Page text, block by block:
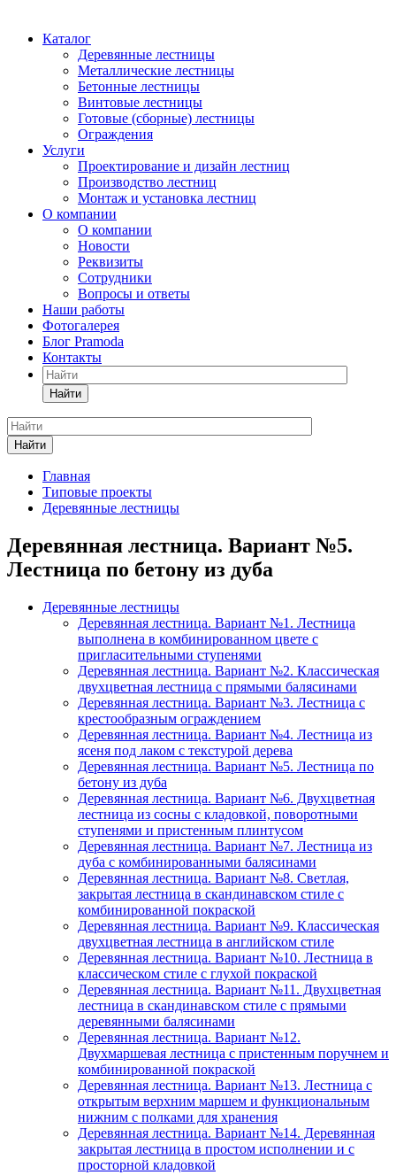
Каталог
Деревянные лестницы
Металлические лестницы
Бетонные лестницы
Винтовые лестницы
Готовые (сборные) лестницы
Ограждения
Услуги
Проектирование и дизайн лестниц
Производство лестниц
Монтаж и установка лестниц
О компании
О компании
Новости
Реквизиты
Сотрудники
Вопросы и ответы
Наши работы
Фотогалерея
Блог Pramoda
Контакты
Найти
Найти
Главная
Типовые проекты
Деревянные лестницы
Деревянная лестница. Вариант №5.
Лестница по бетону из дуба
Деревянные лестницы
Деревянная лестница. Вариант №1. Лестница
выполнена в комбинированном цвете с
пригласительными ступенями
Деревянная лестница. Вариант №2. Классическая
двухцветная лестница с прямыми балясинами
Деревянная лестница. Вариант №3. Лестница с
крестообразным ограждением
Деревянная лестница. Вариант №4. Лестница из
ясеня под лаком с текстурой дерева
Деревянная лестница. Вариант №5. Лестница по
бетону из дуба
Деревянная лестница. Вариант №6. Двухцветная
лестница из сосны с кладовкой, поворотными
ступенями и пристенным плинтусом
Деревянная лестница. Вариант №7. Лестница из
дуба с комбинированными балясинами
Деревянная лестница. Вариант №8. Светлая,
закрытая лестница в скандинавском стиле с
комбинированной покраской
Деревянная лестница. Вариант №9. Классическая
двухцветная лестница в английском стиле
Деревянная лестница. Вариант №10. Лестница в
классическом стиле с глухой покраской
Деревянная лестница. Вариант №11. Двухцветная
лестница в скандинавском стиле с прямыми
деревянными балясинами
Деревянная лестница. Вариант №12.
Двухмаршевая лестница с пристенным поручнем и
комбинированной покраской
Деревянная лестница. Вариант №13. Лестница с
открытым верхним маршем и функциональным
нижним с полками для хранения
Деревянная лестница. Вариант №14. Деревянная
закрытая лестница в простом исполнении и с
просторной кладовкой